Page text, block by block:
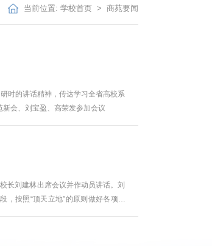
当前位置:学校首页 > 商苑要闻
时的讲话精神，传达学习全省高校系
新会、刘宝盈、高荣发参加会议
长刘建林出席会议并作动员讲话。刘
按照“顶天立地”的原则做好各项工